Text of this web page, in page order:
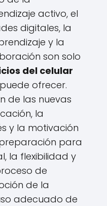
activo, el
digitales, la
y la
son solo
del celular
ofrecer.
de las nuevas
la
y la motivación
para
la flexibilidad y
de
de la
adecuado de